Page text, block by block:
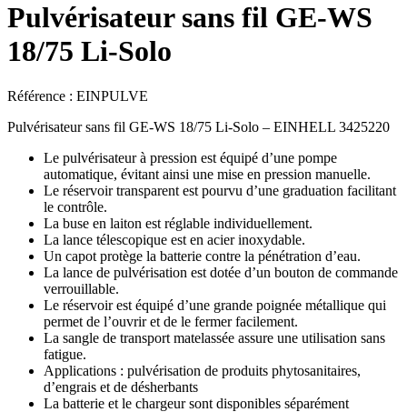
Pulvérisateur sans fil GE-WS
18/75 Li-Solo
Référence : EINPULVE
Pulvérisateur sans fil GE-WS 18/75 Li-Solo – EINHELL 3425220
Le pulvérisateur à pression est équipé d’une pompe
automatique, évitant ainsi une mise en pression manuelle.
Le réservoir transparent est pourvu d’une graduation facilitant
le contrôle.
La buse en laiton est réglable individuellement.
La lance télescopique est en acier inoxydable.
Un capot protège la batterie contre la pénétration d’eau.
La lance de pulvérisation est dotée d’un bouton de commande
verrouillable.
Le réservoir est équipé d’une grande poignée métallique qui
permet de l’ouvrir et de le fermer facilement.
La sangle de transport matelassée assure une utilisation sans
fatigue.
Applications : pulvérisation de produits phytosanitaires,
d’engrais et de désherbants
La batterie et le chargeur sont disponibles séparément